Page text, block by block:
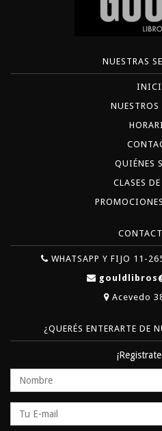
NUESTRAS
NUESTROS
QUIÉNES
CLASES
WHATSAPP Y FIJO 11-
Acevedo
¿QUERÉS ENTERARTE DE